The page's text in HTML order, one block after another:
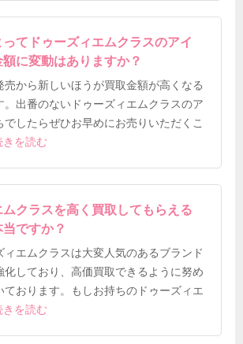
てドゥーズィエムクラスのアイ
に変動はありますか？
売から新しいほうが買取金額が高くなる
。出番のないドゥーズィエムクラスのア
でしたらぜひお早めにお売りいただくこ
きを読む
ムクラスを高く買取してもらえる
ですか？
ィエムクラスは大変人気のあるブランド
化しており、高価買取できるように努め
ております。もしお持ちのドゥーズィエ
きを読む